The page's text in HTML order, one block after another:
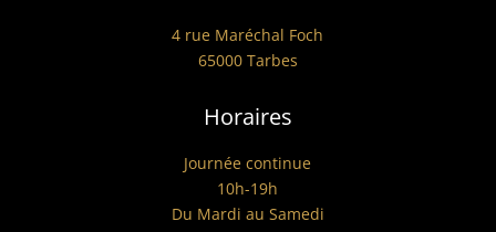
4 rue Maréchal Foch
65000 Tarbes
Horaires
Journée continue
10h-19h
Du Mardi au Samedi